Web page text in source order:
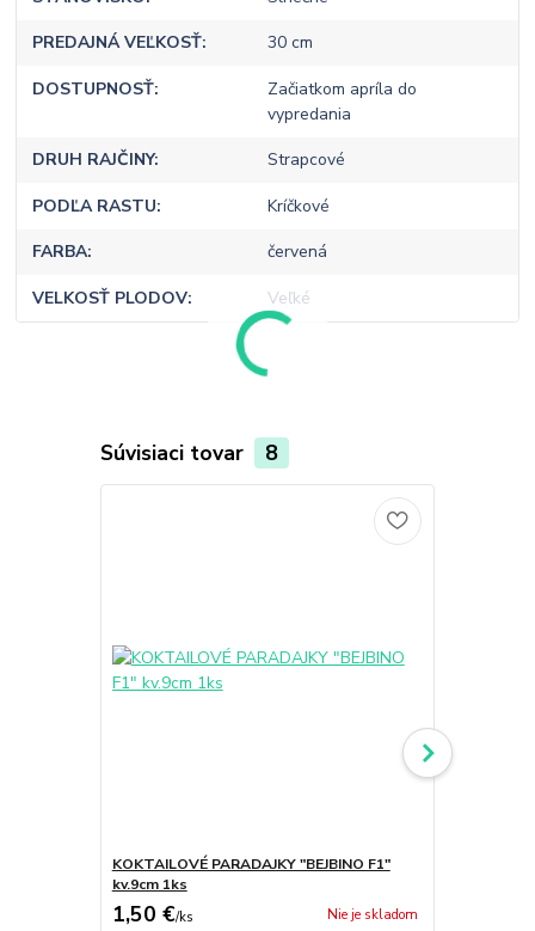
PREDAJNÁ VEĽKOSŤ 30 cm
DOSTUPNOSŤ
Začiatkom apríla do
vypredania
DRUH RAJČINY Strapcové
PODĽA RASTU Kríčkové
FARBA červená
VELKOSŤ PLODOV Veľké
Súvisiaci tovar 8
KOKTAILOVÉ PARADAJKY "BEJBINO F1"
kv.9cm 1ks
1,50 €/ks Nie je skladom